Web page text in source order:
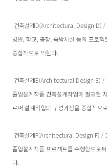
건축설계D(Architectural Design D) /
병원, 학교, 공장, 숙박시설 등의 프로
종합적으로 익힌다.
건축설계E(Architectural Design E) /
졸업설계작품 건축설계작업에 필요한
로써 설계작업의 구성과정을 종합적으
건축설계F(Architectural Design F) /
졸업설계작품 프로젝트를 수행함으로
다.